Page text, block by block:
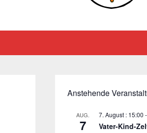
Anstehende
AUG.
7
7. August : 15:00 -
Vater-Kind-